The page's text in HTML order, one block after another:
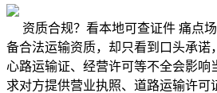
资质合规？看本地可查证件 痛点
备合法运输资质，却只看到口头承诺
心路运输证、经营许可等不全会影响
求对方提供营业执照、道路运输许可